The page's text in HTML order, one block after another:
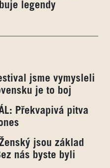
legendy
jsme vymysleli
je to boj
Překvapivá pitva
jsou základ
nás byste byli